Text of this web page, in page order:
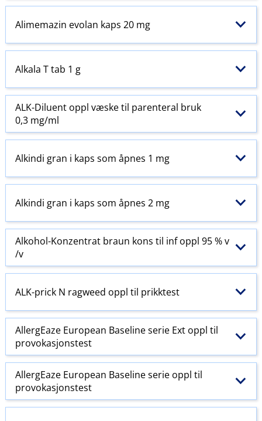
Alimemazin evolan kaps 20 mg
Alkala T tab 1 g
ALK-Diluent oppl væske til parenteral bruk
0,3 mg/ml
Alkindi gran i kaps som åpnes 1 mg
Alkindi gran i kaps som åpnes 2 mg
Alkohol-Konzentrat braun kons til inf oppl 95 % v​
/​v
ALK-prick N ragweed oppl til prikktest
AllergEaze European Baseline serie Ext oppl til
provokasjonstest
AllergEaze European Baseline serie oppl til
provokasjonstest